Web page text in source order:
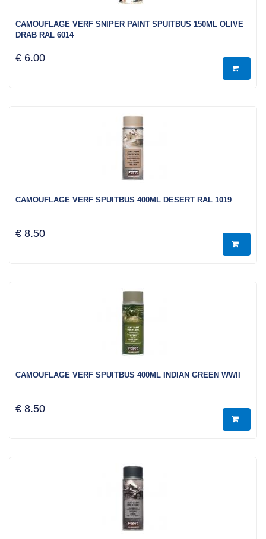
CAMOUFLAGE VERF SNIPER PAINT SPUITBUS 150ML OLIVE
DRAB RAL 6014
€ 6.00
CAMOUFLAGE VERF SPUITBUS 400ML DESERT RAL 1019
€ 8.50
CAMOUFLAGE VERF SPUITBUS 400ML INDIAN GREEN WWII
€ 8.50